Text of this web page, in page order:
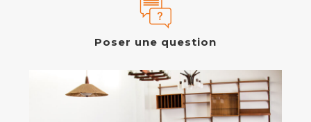
Poser une question